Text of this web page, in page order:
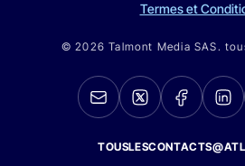
Termes et
© 2026 Talmont Media SAS.